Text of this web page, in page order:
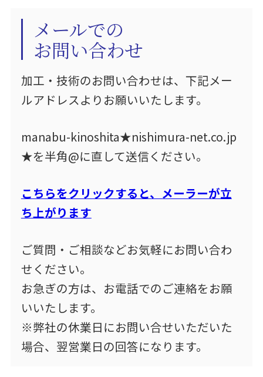
メールでの
お問い合わせ
加工・技術のお問い合わせは、下記メー
ルアドレスよりお願いいたします。
manabu-kinoshita★nishimura-net.co.jp
★を半角@に直して送信ください。
こちらをクリックすると、メーラーが立
ち上がります
ご質問・ご相談などお気軽にお問い合わ
せください。
お急ぎの方は、お電話でのご連絡をお願
いいたします。
※弊社の休業日にお問い合せいただいた
場合、翌営業日の回答になります。